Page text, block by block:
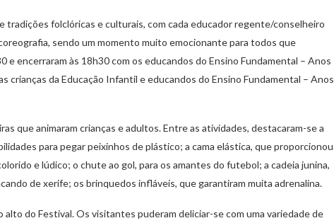
tradições folclóricas e culturais, com cada educador regente/conselheiro
sendo um momento muito emocionante para todos que
e encerraram às 18h30 com os educandos do Ensino Fundamental – Anos
crianças da Educação Infantil e educandos do Ensino Fundamental – Anos
que animaram crianças e adultos. Entre as atividades, destacaram-se a
para pegar peixinhos de plástico; a cama elástica, que proporcionou
e lúdico; o chute ao gol, para os amantes do futebol; a cadeia junina,
de xerife; os brinquedos infláveis, que garantiram muita adrenalina.
do Festival. Os visitantes puderam deliciar-se com uma variedade de